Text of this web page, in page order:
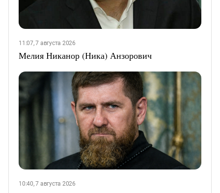
11:07, 7 августа 2026
Мелия Никанор (Ника) Анзорович
10:40, 7 августа 2026